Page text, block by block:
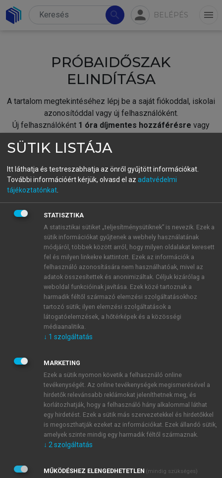
search person BELÉPÉS menu
PRÓBAIDŐSZAK
ELINDÍTÁSA
A tartalom megtekintéséhez lépj be a saját fiókoddal, iskolai
azonosítóddal vagy új felhasználóként.
Új felhasználóként 1 óra díjmentes hozzáférésre vagy
fiókoddal,vagy hozz létre új fiókot.
A regisztráció után apróbaidőszakautomatikusan
BELÉPÉS SAJÁT FIÓKKAL
ÚJ FIÓK LÉTREHOZÁSA
1 óra díjmentes hozzáférés
E-MAIL-CÍM
JELSZÓ
JELSZÓ ÚJRA
Kérek értesítést a MeRSZ újdonságairól, akcióiról.
Kérek értesítést az Akadémiai Kiadó Zrt. újdonságairól,
Adatkezelési tájékoztatóbanfoglaltakat tudomásul
SÜTIK LISTÁJA
Itt láthatja és testreszabhatja az önről gyűjtött információkat.
További információért kérjük, olvasd el az adatvédelmi
tájékoztatónkat
STATISZTIKA
A statisztikai sütiket „teljesítménysütiknek” is nevezik. Ezek a
sütik információkat gyűjtenek a webhely használatának
módjáról, többek között arról, hogy milyen oldalakat keresett
fel és milyen linkekre kattintott. Ezek az információk a
felhasználó azonosítására nem használhatóak, mivel az
adatok összesítettek és anonimizáltak. Céljuk kizárólag a
weboldal funkcióinak javítása. Ezek közé tartoznak a
harmadik féltől származó elemzési szolgáltatásokhoz
tartozó sütik; ilyen elemzési szolgáltatások a
látogatóelemzések, a hőtérképek és a közösségi
médiaanalitika.
↓ 1 szolgáltatás
MARKETING
Ezek a sütik nyomon követik a felhasználó online
tevékenységét. Az online tevékenységek megismerésével a
hirdetők relevánsabb reklámokat jeleníthetnek meg, és
korlátozhatják, hogy a felhasználó hány alkalommal láthat
egy hirdetést. Ezek a sütik más szervezetekkel és hirdetőkkel
is megoszthatják ezeket az információkat. Ezek állandó sütik,
amelyek szinte mindig egy harmadik féltől származnak.
↓ 2 szolgáltatás
MŰKÖDÉSHEZ ELENGEDHETETLEN (mindig szükséges)